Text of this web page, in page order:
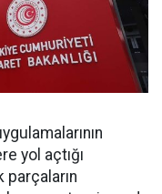
yol açtığı